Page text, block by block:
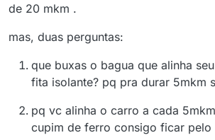
de 20 mkm .
mas, duas perguntas:
que buxas o bagua que alinha
fita isolante? pq pra durar 5mkm
pq vc alinha o carro a cada
cupim de ferro consigo ficar pelo